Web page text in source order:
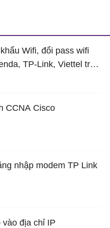
Wifi, đổi pass wifi
TP-Link, Viettel trên
CCNA Cisco
nhập modem TP Link
vào địa chỉ IP